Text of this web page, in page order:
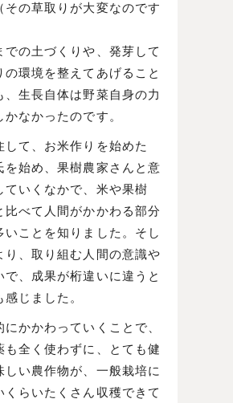
その草取りが大変なのです
での土づくりや、発芽して
の環境を整えてあげること
、生長自体は野菜自身の力
なかったのです。
して、お米作りを始めた
を始め、果樹農家さんと意
ていくなかで、米や果樹
比べて人間がかかわる部分
いことを知りました。そし
り、取り組む人間の意識や
で、成果が桁違いに違うと
じました。
にかかわっていくことで、
も全く使わずに、とても健
しい農作物が、一般栽培に
くらいたくさん収穫できて